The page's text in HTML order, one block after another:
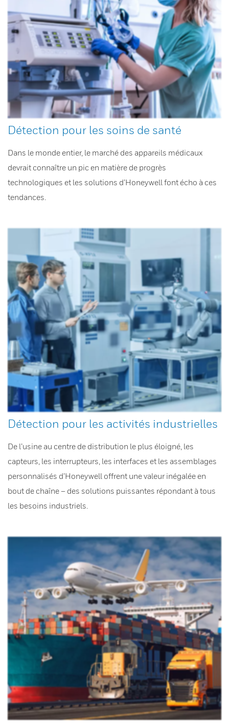
Détection pour les soins de santé
Dans le monde entier, le marché des appareils médicaux
devrait connaître un pic en matière de progrès
technologiques et les solutions d’Honeywell font écho à ces
tendances.
Détection pour les activités industrielles
De l’usine au centre de distribution le plus éloigné, les
capteurs, les interrupteurs, les interfaces et les assemblages
personnalisés d’Honeywell offrent une valeur inégalée en
bout de chaîne – des solutions puissantes répondant à tous
les besoins industriels.